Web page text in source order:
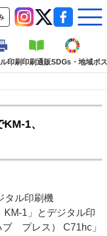
印刷印刷通販SDGs・地域ポ
ンテンツ
ント 信用情報
業界
1、
タル印刷機
KM-1」とデジタル印
プレス） C71hc」